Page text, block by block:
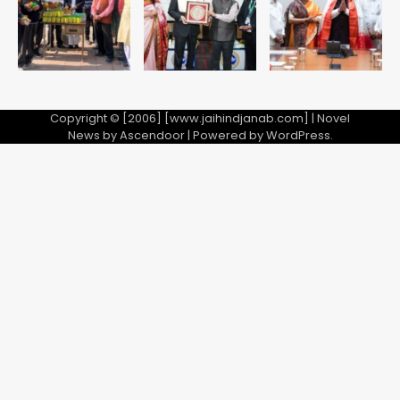
Copyright © [2006] [www.jaihindjanab.com] | Novel
News byAscendoor| Powered byWordPress.